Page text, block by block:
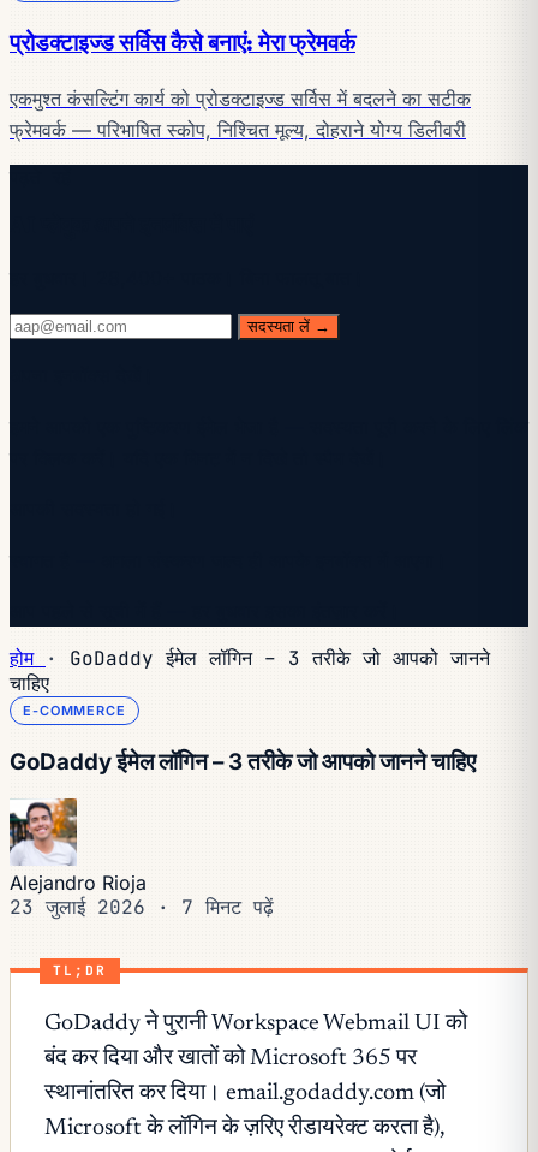
प्रोडक्टाइज्ड सर्विस कैसे बनाएं: मेरा फ्रेमवर्क
एकमुश्त कंसल्टिंग कार्य को प्रोडक्टाइज्ड सर्विस में बदलने का सटीक
फ्रेमवर्क — परिभाषित स्कोप, निश्चित मूल्य, दोहराने योग्य डिलीवरी
सदस्यता लें →
होम ·
GoDaddy ईमेल लॉगिन – 3 तरीके जो आपको जानने
चाहिए
E-COMMERCE
GoDaddy ईमेल लॉगिन – 3 तरीके जो आपको जानने चाहिए
Alejandro Rioja
23 जुलाई 2026 · 7 मिनट पढ़ें
TL;DR
GoDaddy ने पुरानी Workspace Webmail UI को
बंद कर दिया और खातों को Microsoft 365 पर
स्थानांतरित कर दिया। email.godaddy.com (जो
Microsoft के लॉगिन के ज़रिए रीडायरेक्ट करता है),